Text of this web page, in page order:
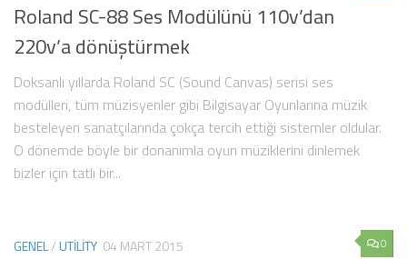
Roland SC-88 Ses Modülünü 110v’dan
220v’a dönüştürmek
Doksanlı yıllarda Roland SC (Sound Canvas) serisi ses
modülleri, tüm müzisyenler gibi Bilgisayar Oyunlarına müzik
besteleyen sanatçılarında çokça tercih ettiği sistemler oldular.
O dönemde böyle bir donanımla oyun müziklerini dinlemek
bizler için tatlı bir...
0
GENEL/UTILITY 04 MART 2015